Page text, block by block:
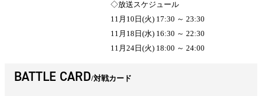
◇放送スケジュール
11月10日(火) 17:30 ～ 23:30
11月18日(水) 16:30 ～ 22:30
11月24日(火) 18:00 ～ 24:00
BATTLE CARD 対戦カード